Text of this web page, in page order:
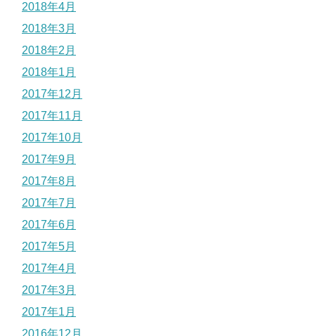
2018年4月
2018年3月
2018年2月
2018年1月
2017年12月
2017年11月
2017年10月
2017年9月
2017年8月
2017年7月
2017年6月
2017年5月
2017年4月
2017年3月
2017年1月
2016年12月